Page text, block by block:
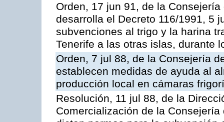
Orden, 17 jun 91, de la
desarrolla el Decreto 116/1991, 5
subvenciones al trigo y la harina
Tenerife a las otras islas, durante
Orden, 7 jul 88, de la Consejería
establecen medidas de ayuda al
producción local en cámaras
Resolución, 11 jul 88, de la
Comercialización de la